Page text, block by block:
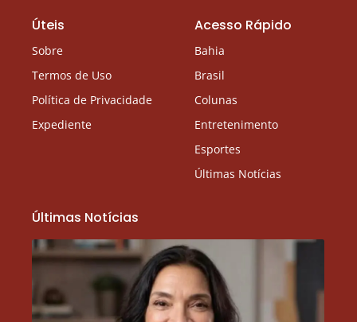
Úteis
Sobre
Termos de Uso
Política de Privacidade
Expediente
Acesso Rápido
Bahia
Brasil
Colunas
Entretenimento
Esportes
Últimas Notícias
Últimas Notícias